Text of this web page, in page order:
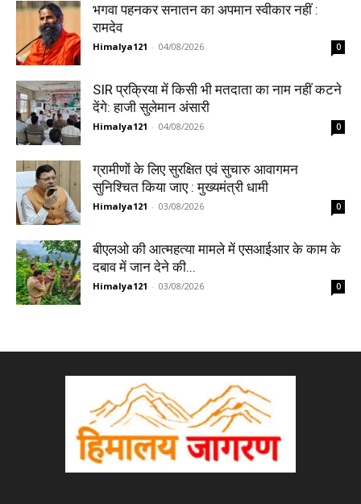
भगवा पहनकर सनातन का अपमान स्वीकार नहीं :
रामदेव
Himalya121 - 04/08/2026 0
SIR प्रक्रिया में किसी भी मतदाता का नाम नहीं कटने
देंगे: हाजी सुलेमान अंसारी
Himalya121 - 04/08/2026 0
ग्रामीणों के लिए सुरक्षित एवं सुचारु आवागमन
सुनिश्चित किया जाए : मुख्यमंत्री धामी
Himalya121 - 03/08/2026 0
बीएलओ की आत्महत्या मामले में एसआईआर के काम के
दबाव में जान देने की...
Himalya121 - 03/08/2026 0